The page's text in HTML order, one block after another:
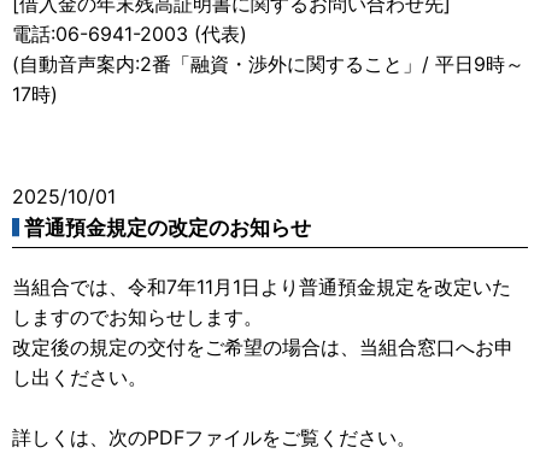
電話:06-6941-2003 (代表)
(自動音声案内:2番「融資・渉外に関すること」/ 平日9時～
17時)
2025/10/01
普通預金規定の改定のお知らせ
当組合では、令和7年11月1日より普通預金規定を改定いた
しますのでお知らせします。
改定後の規定の交付をご希望の場合は、当組合窓口へお申
し出ください。
詳しくは、次のPDFファイルをご覧ください。